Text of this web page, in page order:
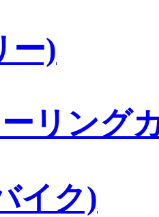
ー)
リング
イク)